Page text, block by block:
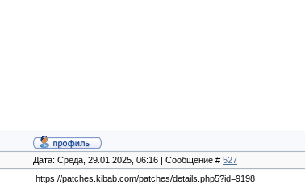
Дата: Среда, 29.01.2025, 06:16 | Сообщение # 527
https://patches.kibab.com/patches/details.php5?id=9198